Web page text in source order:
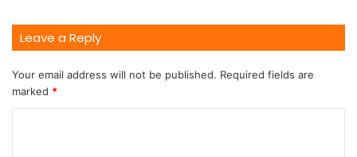
Leave a Reply
Your email address will not be published. Required fields are
marked *